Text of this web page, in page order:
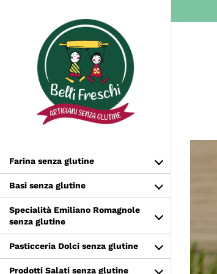
contenuto
Farina senza glutine
Basi senza glutine
Specialità Emiliano Romagnole
senza glutine
Pasticceria Dolci senza glutine
Prodotti Salati senza glutine